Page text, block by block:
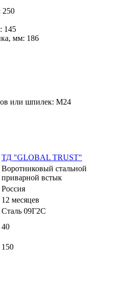
250
145
мм: 186
или шпилек: М24
ТД "GLOBAL TRUST"
Воротниковый стальной
приварной встык
Россия
12 месяцев
Сталь 09Г2С
40
150